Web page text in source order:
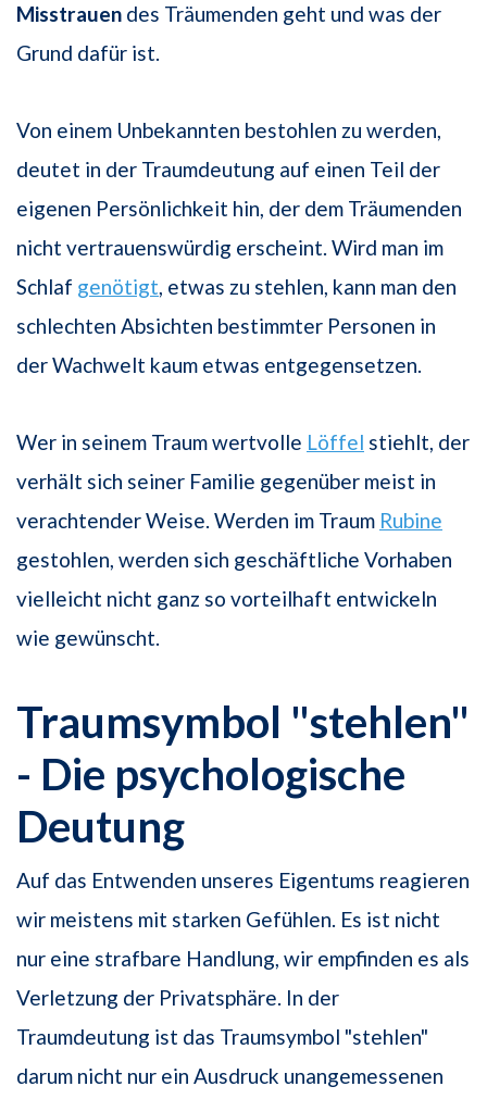
Misstrauen des Träumenden geht und was der
Grund dafür ist.
Von einem Unbekannten bestohlen zu werden,
deutet in der Traumdeutung auf einen Teil der
eigenen Persönlichkeit hin, der dem Träumenden
nicht vertrauenswürdig erscheint. Wird man im
Schlaf genötigt, etwas zu stehlen, kann man den
schlechten Absichten bestimmter Personen in
der Wachwelt kaum etwas entgegensetzen.
Wer in seinem Traum wertvolle Löffel stiehlt, der
verhält sich seiner Familie gegenüber meist in
verachtender Weise. Werden im Traum Rubine
gestohlen, werden sich geschäftliche Vorhaben
vielleicht nicht ganz so vorteilhaft entwickeln
wie gewünscht.
Traumsymbol "stehlen"
- Die psychologische
Deutung
Auf das Entwenden unseres Eigentums reagieren
wir meistens mit starken Gefühlen. Es ist nicht
nur eine strafbare Handlung, wir empfinden es als
Verletzung der Privatsphäre. In der
Traumdeutung ist das Traumsymbol "stehlen"
darum nicht nur ein Ausdruck unangemessenen